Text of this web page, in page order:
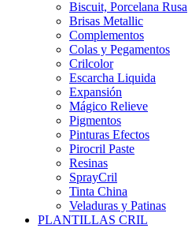
Biscuit, Porcelana Rusa
Brisas Metallic
Complementos
Colas y Pegamentos
Crilcolor
Escarcha Liquida
Expansión
Mágico Relieve
Pigmentos
Pinturas Efectos
Pirocril Paste
Resinas
SprayCril
Tinta China
Veladuras y Patinas
PLANTILLAS CRIL